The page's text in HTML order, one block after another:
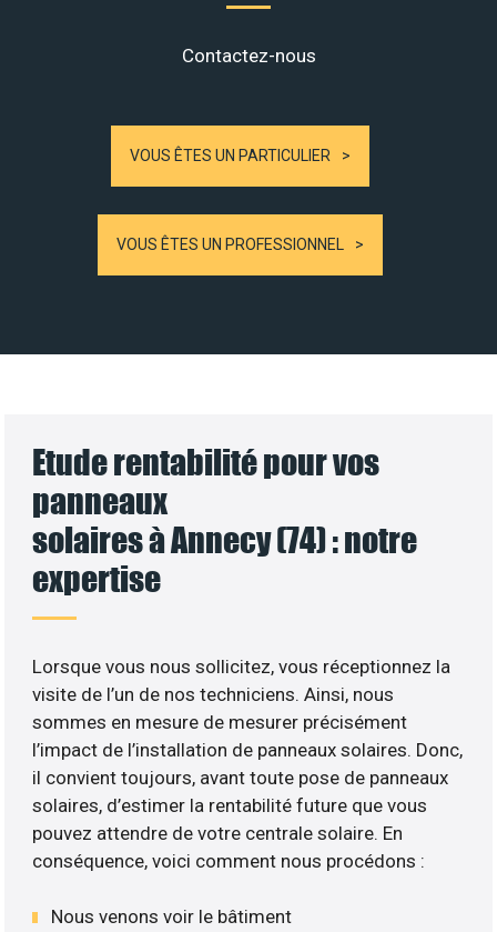
Contactez-nous
VOUS ÊTES UN PARTICULIER
VOUS ÊTES UN PROFESSIONNEL
Etude rentabilité pour vos
panneaux
solaires à Annecy (74) : notre
expertise
Lorsque vous nous sollicitez, vous réceptionnez la
visite de l’un de nos techniciens. Ainsi, nous
sommes en mesure de mesurer précisément
l’impact de l’installation de panneaux solaires. Donc,
il convient toujours, avant toute pose de panneaux
solaires, d’estimer la rentabilité future que vous
pouvez attendre de votre centrale solaire. En
conséquence, voici comment nous procédons :
Nous venons voir le bâtiment